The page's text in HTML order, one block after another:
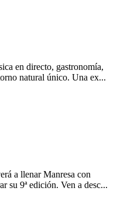
en directo, gastronomía,
natural único. Una ex...
a llenar Manresa con
su 9ª edición. Ven a desc...